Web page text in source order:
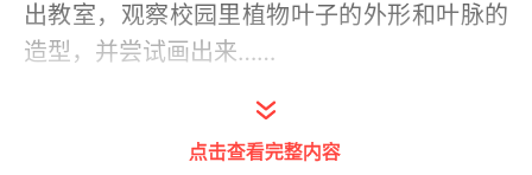
出教室，观察校园里植物叶子的外形和叶脉的
造型，并尝试画出来……
“我一周就去一次，所以想尽可能让课堂有趣一
些，孩子们玩得开心、画得开心，我就很开
点击查看完整内容